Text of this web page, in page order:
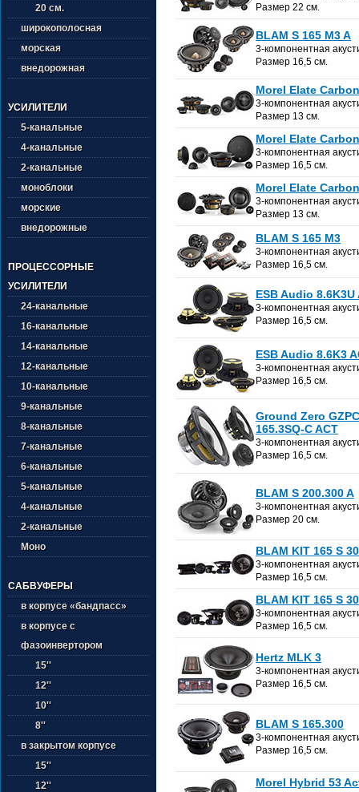
20 см.
широкополосная
морская
внедорожная
УСИЛИТЕЛИ
5-канальные
4-канальные
2-канальные
моноблоки
морские
внедорожные
ПРОЦЕССОРНЫЕ
УСИЛИТЕЛИ
24-канальные
16-канальные
14-канальные
12-канальные
10-канальные
9-канальные
8-канальные
7-канальные
6-канальные
5-канальные
4-канальные
2-канальные
Моно
САБВУФЕРЫ
в корпусе «бандпасс»
в корпусе с
фазоинвертором
15''
12''
10''
8''
в закрытом корпусе
15''
12''
Размер 22 см.
BLAM S 165 M3 A
3-компонентная
Размер 16,5 см.
Morel Elate
3-компонентная
Размер 13 см.
Morel Elate
3-компонентная
Размер 16,5 см.
Morel Elate
3-компонентная
Размер 13 см.
BLAM S 165 M3
3-компонентная
Размер 16,5 см.
ESB Audio 8.6K3U
3-компонентная
Размер 16,5 см.
ESB Audio 8.6K3
3-компонентная
Размер 16,5 см.
Ground Zero GZPC
165.3SQ-C ACT
3-компонентная
Размер 16,5 см.
BLAM S 200.300 A
3-компонентная
Размер 20 см.
BLAM KIT 165 S
3-компонентная
Размер 16,5 см.
BLAM KIT 165 S
3-компонентная
Размер 16,5 см.
Hertz MLK 3
3-компонентная
Размер 16,5 см.
BLAM S 165.300
3-компонентная
Размер 16,5 см.
Morel Hybrid 53